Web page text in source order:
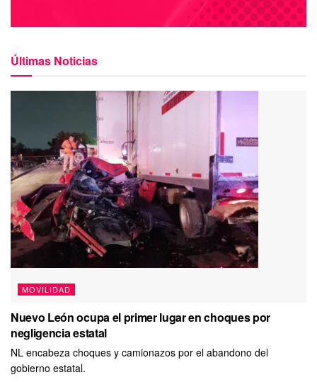
Últimas Noticias
MOVILIDAD
Nuevo León ocupa el primer lugar en choques por
negligencia estatal
NL encabeza choques y camionazos por el abandono del
gobierno estatal.